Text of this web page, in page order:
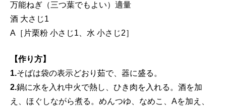
万能ねぎ（三つ葉でもよい）適量
酒 大さじ1
A［片栗粉 小さじ1、水 小さじ2］
【作り方】
1.そばは袋の表示どおり茹で、器に盛る。
2.鍋に水を入れ中火で熱し、ひき肉を入れる。酒を加
え、ほぐしながら煮る。めんつゆ、なめこ、Aを加え、